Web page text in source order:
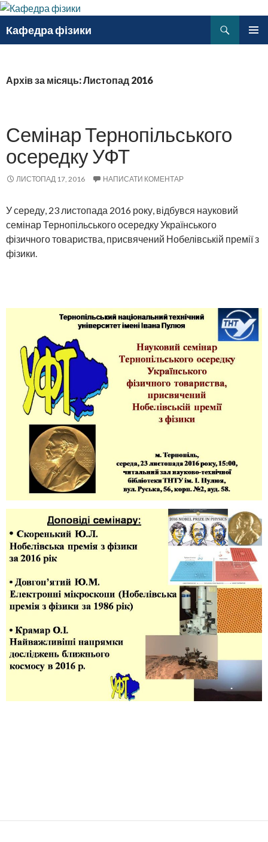
Кафедра фізики
Архів за місяць: Листопад 2016
Семінар Тернопільського
осередку УФТ
ЛИСТОПАД 17, 2016 НАПИСАТИ КОМЕНТАР
У середу, 23 листопада 2016 року, відбувся науковий
семінар Тернопільського осередку Українського
фізичного товариства, присвячений Нобелівській премії з
фізики.